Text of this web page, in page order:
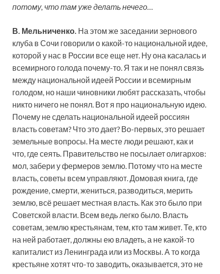
потому, что там уже делать нечего…
В. Мельниченко. На этом же заседании зернового
клуба в Сочи говорили о какой-то национальной идее,
которой у нас в России все еще нет. Ну она касалась и
всемирного голода почему-то. Я так и не понял связь
между национальной идеей России и всемирным
голодом, но наши чиновники любят рассказать, чтобы
никто ничего не понял. Вот я про национальную идею.
Почему не сделать национальной идеей россиян
власть советам? Что это дает? Во-первых, это решает
земельные вопросы. На месте люди решают, как и
что, где сеять. Правительство не посылает олигархов:
мол, забери у фермеров землю. Потому что на месте
власть, советы всем управляют. Домовая книга, где
рождение, смерти, жениться, разводиться, мерить
землю, всё решает местная власть. Как это было при
Советской власти. Всем ведь легко было. Власть
советам, землю крестьянам, тем, кто там живет. Те, кто
на ней работает, должны ею владеть, а не какой-то
капиталист из Ленинграда или из Москвы. А то когда
крестьяне хотят что-то заводить, оказывается, это не